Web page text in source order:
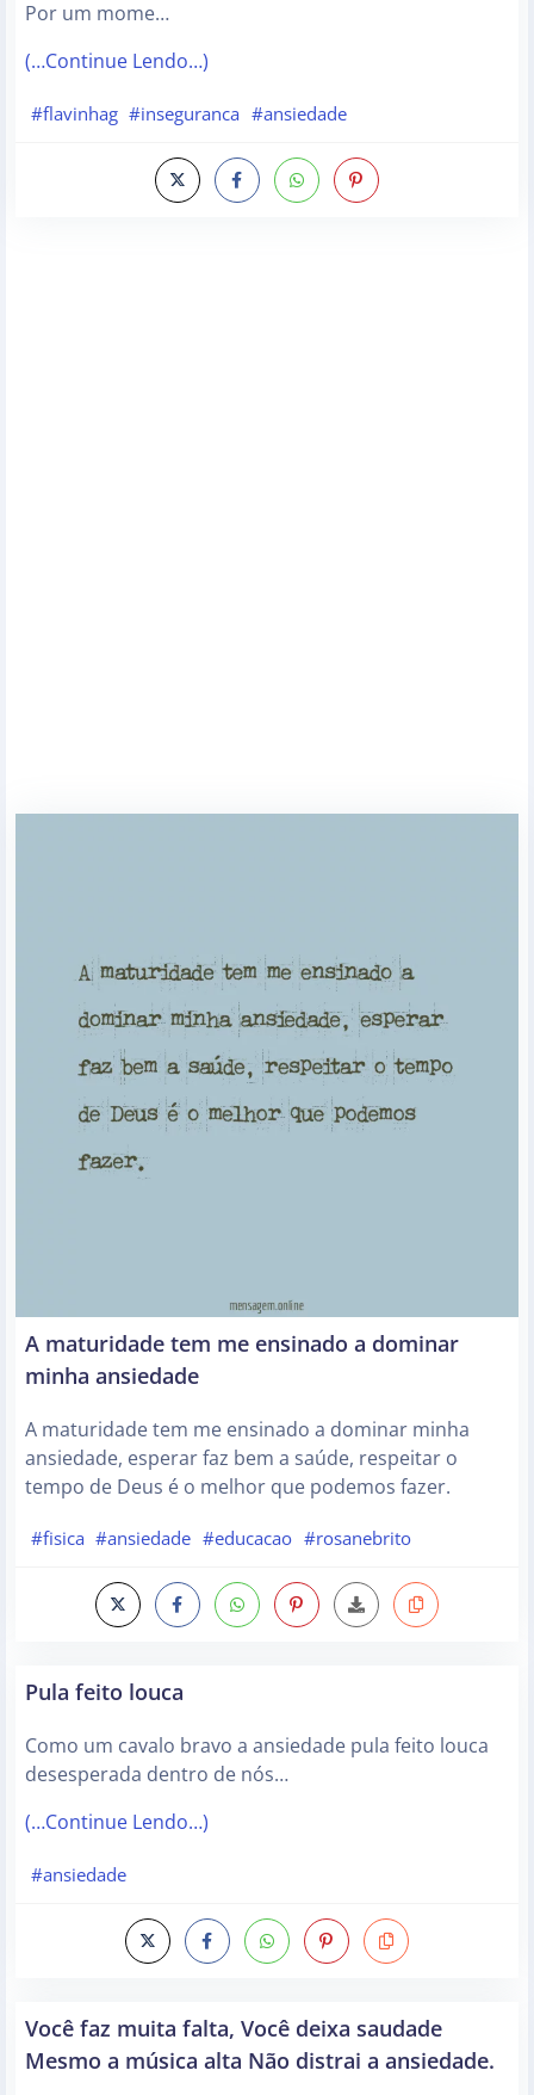
Por um mome…
(…Continue Lendo…)
#flavinhag #inseguranca #ansiedade
A maturidade tem me ensinado a dominar
minha ansiedade
A maturidade tem me ensinado a dominar minha
ansiedade, esperar faz bem a saúde, respeitar o
tempo de Deus é o melhor que podemos fazer.
#fisica #ansiedade #educacao #rosanebrito
Pula feito louca
Como um cavalo bravo a ansiedade pula feito louca
desesperada dentro de nós…
(…Continue Lendo…)
#ansiedade
Você faz muita falta, Você deixa saudade
Mesmo a música alta Não distrai a ansiedade.